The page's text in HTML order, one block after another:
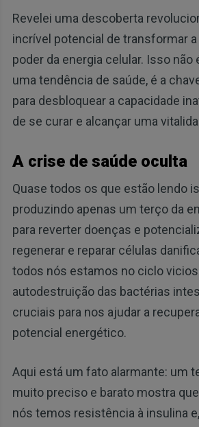
Revelei uma descoberta
incrível potencial de transformar
poder da energia celular. Isso não
uma tendência de saúde, é a
para desbloquear a capacidade
de se curar e alcançar uma
A crise de saúde oculta
Quase todos os que estão lendo
produzindo apenas um terço da
para reverter doenças e
regenerar e reparar células
todos nós estamos no ciclo
autodestruição das bactérias
cruciais para nos ajudar a
potencial energético.
Aqui está um fato alarmante: um
muito preciso e barato mostra
nós temos resistência à insulina